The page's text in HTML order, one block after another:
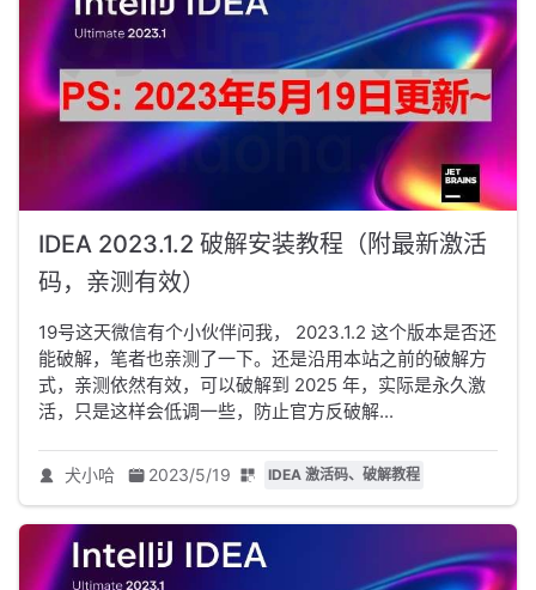
IDEA 2023.1.2 破解安装教程（附最新激活
码，亲测有效）
19号这天微信有个小伙伴问我， 2023.1.2 这个版本是否还
能破解，笔者也亲测了一下。还是沿用本站之前的破解方
式，亲测依然有效，可以破解到 2025 年，实际是永久激
活，只是这样会低调一些，防止官方反破解...
犬小哈 2023/5/19 IDEA 激活码、破解教程